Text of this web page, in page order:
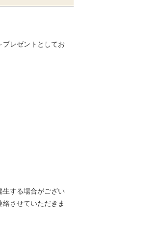
プレゼントとしてお
生する場合がござい
させていただきま